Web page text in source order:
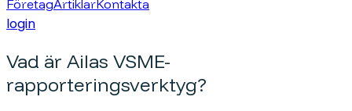
FöretagArtiklarKontakta
login
Vad är Ailas VSME-
rapporteringsverktyg?